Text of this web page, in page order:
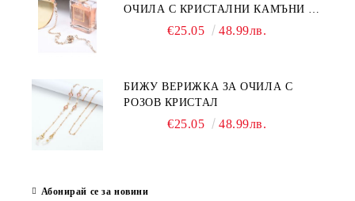
ОЧИЛА С КРИСТАЛНИ КАМЪНИ И
€25.05 48.99лв.
БИЖУ ВЕРИЖКА ЗА ОЧИЛА С
РОЗОВ КРИСТАЛ
€25.05 48.99лв.
Абонирай се за новини